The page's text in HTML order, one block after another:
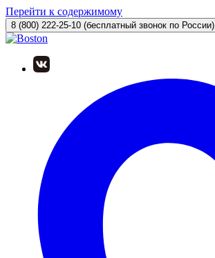
Перейти к содержимому
8 (800) 222-25-10 (бесплатный звонок по России)